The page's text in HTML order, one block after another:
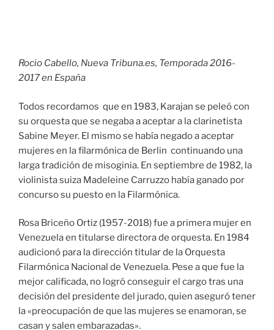
Rocio Cabello, Nueva Tribuna.es, Temporada 2016-
2017 en España
Todos recordamos que en 1983, Karajan se peleó con
su orquesta que se negaba a aceptar a la clarinetista
Sabine Meyer. El mismo se había negado a aceptar
mujeres en la filarmónica de Berlin continuando una
larga tradición de misoginia. En septiembre de 1982, la
violinista suiza Madeleine Carruzzo había ganado por
concurso su puesto en la Filarmónica.
Rosa Briceño Ortiz (1957-2018) fue a primera mujer en
Venezuela en titularse directora de orquesta. En 1984
audicionó para la dirección titular de la Orquesta
Filarmónica Nacional de Venezuela. Pese a que fue la
mejor calificada, no logró conseguir el cargo tras una
decisión del presidente del jurado, quien aseguró tener
la «preocupación de que las mujeres se enamoran, se
casan y salen embarazadas».